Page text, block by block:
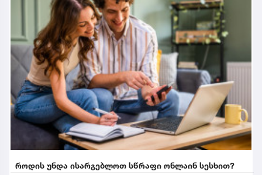
როდის უნდა ისარგებლოთ სწრაფი ონლაინ სესხით?